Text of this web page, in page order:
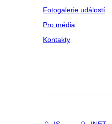
Fotogalerie událostí
Pro média
Kontakty